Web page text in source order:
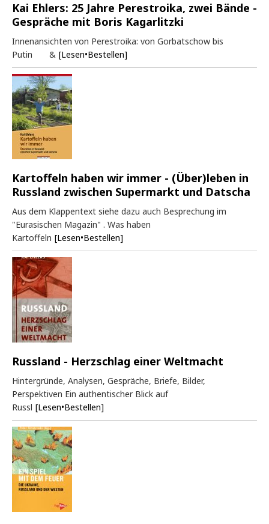
Kai Ehlers: 25 Jahre Perestroika, zwei Bände -
Gespräche mit Boris Kagarlitzki
Innenansichten von Perestroika: von Gorbatschow bis
Putin & [Lesen•Bestellen]
Kartoffeln haben wir immer - (Über)leben in
Russland zwischen Supermarkt und Datscha
Aus dem Klappentext siehe dazu auch Besprechung im
"Eurasischen Magazin" . Was haben
Kartoffeln [Lesen•Bestellen]
Russland - Herzschlag einer Weltmacht
Hintergründe, Analysen, Gespräche, Briefe, Bilder,
Perspektiven Ein authentischer Blick auf
Russl [Lesen•Bestellen]